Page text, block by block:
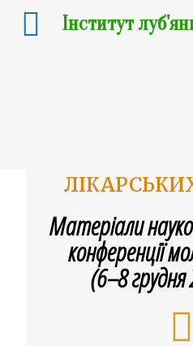
Матеріали
конференції
(6–8 грудня
Інститут